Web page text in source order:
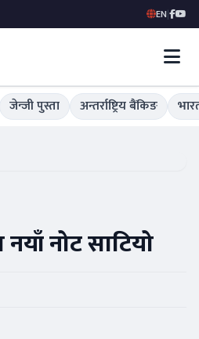
EN|
जेन्जी पुस्ता अन्तर्राष्ट्रिय बैंकिङ
नोट साटियो